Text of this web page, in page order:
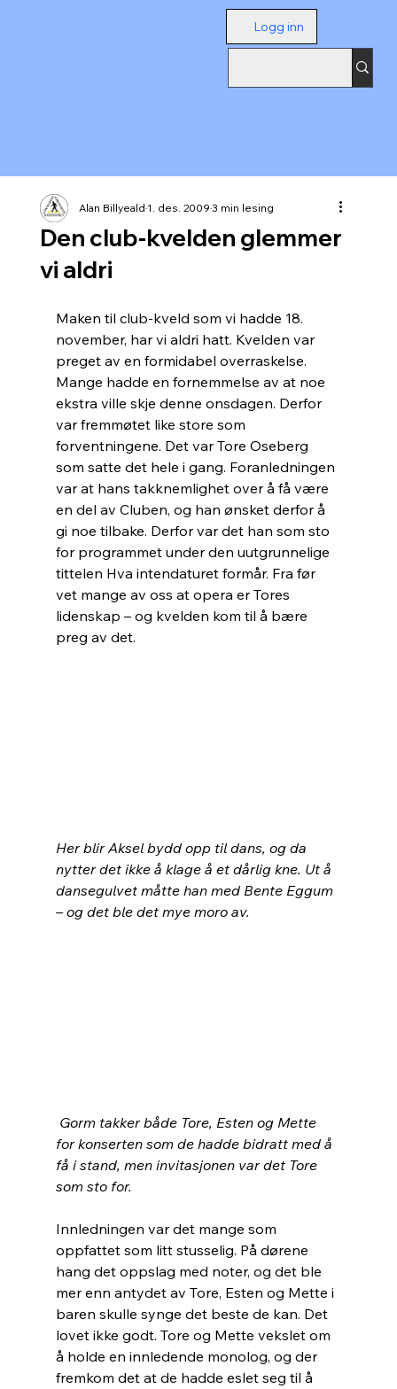
Logg inn
Den club-kvelden glemmer
vi aldri
Alan Billyeald1. des. 20093 min lesing
Maken til club-kveld som vi hadde 18.
november, har vi aldri hatt. Kvelden var
preget av en formidabel overraskelse.
Mange hadde en fornemmelse av at noe
ekstra ville skje denne onsdagen. Derfor
var fremmøtet like store som
forventningene. Det var Tore Oseberg
som satte det hele i gang. Foranledningen
var at hans takknemlighet over å få være
en del av Cluben, og han ønsket derfor å
gi noe tilbake. Derfor var det han som sto
for programmet under den uutgrunnelige
tittelen Hva intendaturet formår. Fra før
vet mange av oss at opera er Tores
lidenskap – og kvelden kom til å bære
preg av det.
Her blir Aksel bydd opp til dans, og da
nytter det ikke å klage å et dårlig kne. Ut å
dansegulvet måtte han med Bente Eggum
– og det ble det mye moro av.
Gorm takker både Tore, Esten og Mette
for konserten som de hadde bidratt med å
få i stand, men invitasjonen var det Tore
som sto for.
Innledningen var det mange som
oppfattet som litt stusselig. På dørene
hang det oppslag med noter, og det ble
mer enn antydet av Tore, Esten og Mette i
baren skulle synge det beste de kan. Det
lovet ikke godt. Tore og Mette vekslet om
å holde en innledende monolog, og der
fremkom det at de hadde eslet seg til å